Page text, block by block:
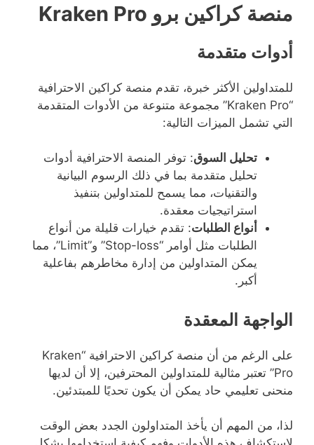
منصة كراكين برو Kraken Pro
أدوات متقدمة
للمتداولين الأكثر خبرة، تقدم منصة كراكين الاحترافية
“Kraken Pro” مجموعة متنوعة من الأدوات المتقدمة
التي تشمل الميزات التالية:
تحليل السوق: توفر المنصة الاحترافية أدوات
تحليل متقدمة بما في ذلك الرسوم البيانية
والتقنيات، مما يسمح للمتداولين بتنفيذ
استراتيجيات معقدة.
أنواع الطلبات: تقدم خيارات قليلة من أنواع
الطلبات مثل أوامر “Stop-loss” و”Limit”، مما
يمكن المتداولين من إدارة مخاطرهم بفاعلية
أكبر.
الواجهة المعقدة
على الرغم من أن منصة كراكين الاحترافية “Kraken
Pro” تعتبر مثالية للمتداولين المحترفين، إلا أن لديها
منحنى تعليمي حاد يمكن أن يكون تحديًا للمبتدئين.
لذا، من المهم أن يأخذ المتداولون الجدد بعض الوقت